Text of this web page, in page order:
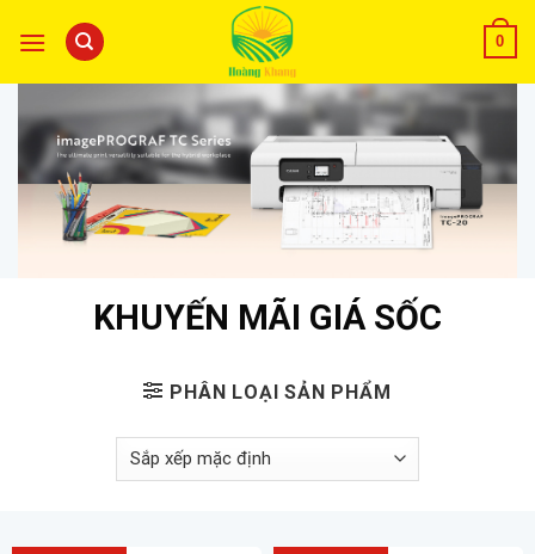
0
KHUYẾN MÃI GIÁ SỐC
PHÂN LOẠI SẢN PHẨM